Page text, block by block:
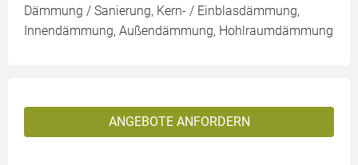
Dämmung / Sanierung, Kern- / Einblasdämmung,
Innendämmung, Außendämmung, Hohlraumdämmung
ANGEBOTE ANFORDERN